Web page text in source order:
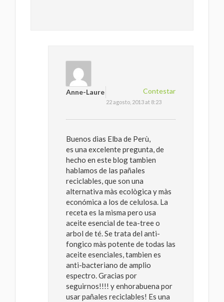
Contestar
Anne-Laure
22 agosto, 2013 at 8:23
Buenos dias Elba de Perù,
es una excelente pregunta, de
hecho en este blog tambien
hablamos de las pañales
reciclables, que son una
alternativa màs ecològica y màs
económica a los de celulosa. La
receta es la misma pero usa
aceite esencial de tea-tree o
arbol de té. Se trata del anti-
fongico màs potente de todas las
aceite esenciales, tambien es
anti-bacteriano de amplio
espectro. Gracias por
seguirnos!!!! y enhorabuena por
usar pañales reciclables! Es una